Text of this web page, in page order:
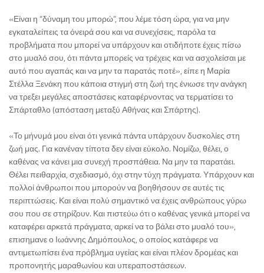
«Είναι η “δύναμη του μπορώ”, που λέμε τόση ώρα, για να μην
εγκαταλείπεις τα όνειρά σου και να συνεχίσεις, παρόλα τα
προβλήματα που μπορεί να υπάρχουν και οτιδήποτε έχεις πίσω
στο μυαλό σου, ότι πάντα μπορείς να τρέχεις και να ασχολείσαι με
αυτό που αγαπάς και να μην τα παρατάς ποτέ», είπε η Μαρία
Στέλλα Ξενάκη που κάποια στιγμή στη ζωή της ένιωσε την ανάγκη
να τρεξει μεγάλες αποστάσεις καταφέρνοντας να τερματίσει το
Σπάρταθλο (απόσταση μεταξύ Αθήνας και Σπάρτης).
«Το μήνυμά μου είναι ότι γενικά πάντα υπάρχουν δυσκολίες στη
ζωή μας. Για κανέναν τίποτα δεν είναι εύκολο. Νομίζω, θέλει, ο
καθένας να κάνει μια συνεχή προσπάθεια. Να μην τα παρατάει.
Θέλει πειθαρχία, σχεδιασμό, όχι στην τύχη πράγματα. Υπάρχουν και
πολλοί άνθρωποι που μπορούν να βοηθήσουν σε αυτές τις
περιπτώσεις. Και είναι πολύ σημαντικό να έχεις ανθρώπους γύρω
σου που σε στηρίζουν. Και πιστεύω ότι ο καθένας γενικά μπορεί να
καταφέρει αρκετά πράγματα, αρκεί να το βάλει στο μυαλό του»,
επισημανε ο Ιωάννης Δημόπουλος, ο οποίος κατάφερε να
αντιμετωπίσει ένα πρόβλημα υγείας και είναι πλέον δρομέας και
προπονητής μαραθωνίου και υπεραποστάσεων.